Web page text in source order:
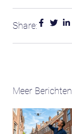
Share:
Meer Berichten